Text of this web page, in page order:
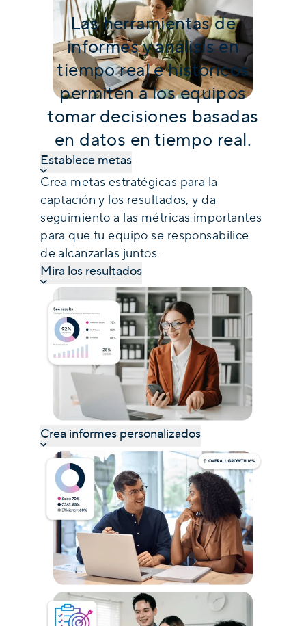
Las herramientas de
informes y análisis en
tiempo real e históricos
permiten a los equipos
tomar decisiones basadas
en datos en tiempo real.
Establece metas
Crea metas estratégicas para la
captación y los resultados, y da
seguimiento a las métricas importantes
para que tu equipo se responsabilice
de alcanzarlas juntos.
Mira los resultados
Crea informes personalizados